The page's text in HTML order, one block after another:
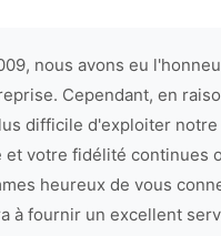
nous avons eu
Cependant, en
difficile d'exploiter
et votre fidélité continues
heureux de vous
à fournir un excellent